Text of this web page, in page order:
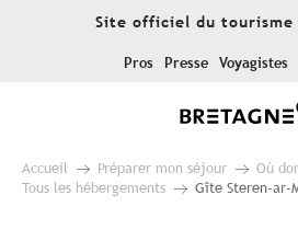
Site officiel du tourisme
Pros Presse Voyagistes
Accueil Préparer mon séjour
Où
Tous les hébergements
Gîte Steren-ar-